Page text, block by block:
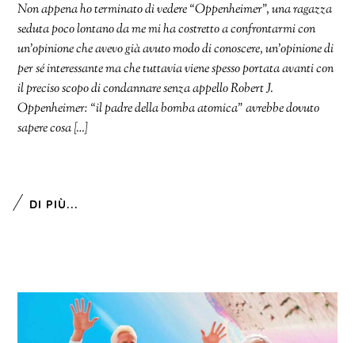
Non appena ho terminato di vedere “Oppenheimer”, una ragazza
seduta poco lontano da me mi ha costretto a confrontarmi con
un’opinione che avevo già avuto modo di conoscere, un’opinione di
per sé interessante ma che tuttavia viene spesso portata avanti con
il preciso scopo di condannare senza appello Robert J.
Oppenheimer: “il padre della bomba atomica” avrebbe dovuto
sapere cosa […]
DI PIÙ...